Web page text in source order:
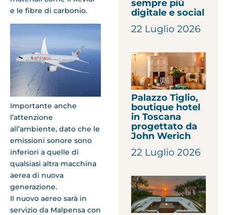
e le fibre di carbonio.
Importante anche
l’attenzione
all’ambiente, dato che le
emissioni sonore sono
inferiori a quelle di
qualsiasi altra macchina
aerea di nuova
generazione.
Il nuovo aereo sarà in
servizio da Malpensa con
sempre più
digitale e social
22 Luglio 2026
Palazzo Tiglio,
boutique hotel
in Toscana
progettato da
John Werich
22 Luglio 2026